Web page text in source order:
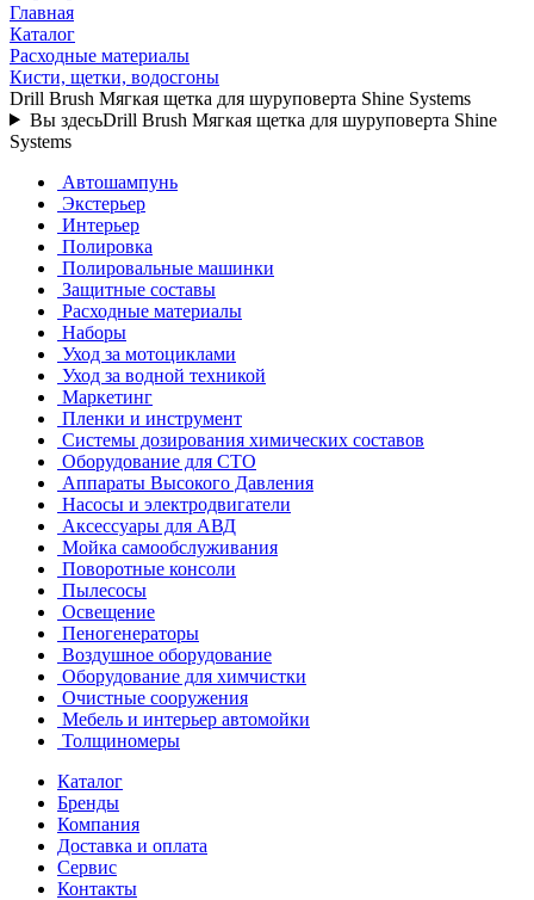
Главная
Каталог
Расходные материалы
Кисти, щетки, водосгоны
Drill Brush Мягкая щетка для шуруповерта Shine Systems
Вы здесьDrill Brush Мягкая щетка для шуруповерта Shine
Systems
Автошампунь
Экстерьер
Интерьер
Полировка
Полировальные машинки
Защитные составы
Расходные материалы
Наборы
Уход за мотоциклами
Уход за водной техникой
Маркетинг
Пленки и инструмент
Системы дозирования химических составов
Оборудование для СТО
Аппараты Высокого Давления
Насосы и электродвигатели
Аксессуары для АВД
Мойка самообслуживания
Поворотные консоли
Пылесосы
Освещение
Пеногенераторы
Воздушное оборудование
Оборудование для химчистки
Очистные сооружения
Мебель и интерьер автомойки
Толщиномеры
Каталог
Бренды
Компания
Доставка и оплата
Сервис
Контакты